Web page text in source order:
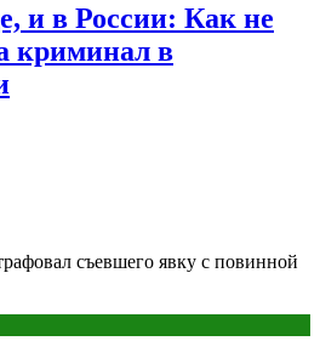
и в России: Как не
криминал в
съевшего явку с повинной